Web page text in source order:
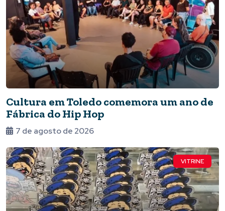
Cultura em Toledo comemora um ano de
Fábrica do Hip Hop
7 de agosto de 2026
VITRINE